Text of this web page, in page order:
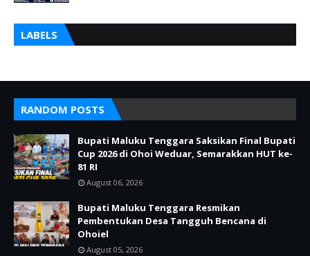
LABELS
RANDOM POSTS
Bupati Maluku Tenggara Saksikan Final Bupati
Cup 2026 di Ohoi Weduar, Semarakkan HUT ke-
81 RI
August 06, 2026
Bupati Maluku Tenggara Resmikan
Pembentukan Desa Tangguh Bencana di
Ohoiel
August 05, 2026